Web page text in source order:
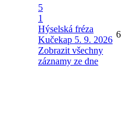
5
1
Hýselská fréza
Kučekap 5. 9. 2026
Zobrazit všechny
záznamy ze dne
6